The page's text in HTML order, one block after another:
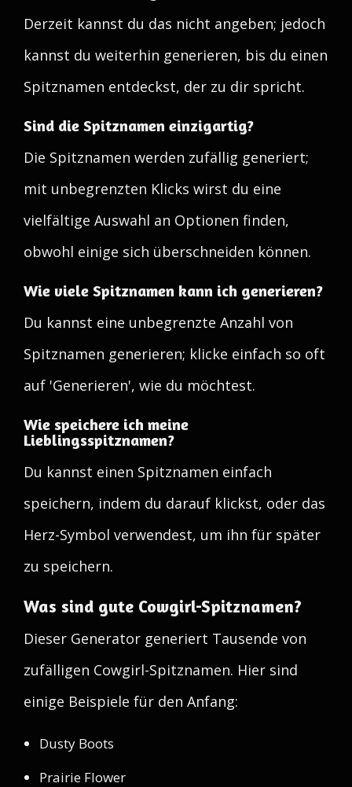
Derzeit kannst du das nicht angeben; jedoch
kannst du weiterhin generieren, bis du einen
Spitznamen entdeckst, der zu dir spricht.
Sind die Spitznamen einzigartig?
Die Spitznamen werden zufällig generiert;
mit unbegrenzten Klicks wirst du eine
vielfältige Auswahl an Optionen finden,
obwohl einige sich überschneiden können.
Wie viele Spitznamen kann ich generieren?
Du kannst eine unbegrenzte Anzahl von
Spitznamen generieren; klicke einfach so oft
auf 'Generieren', wie du möchtest.
Wie speichere ich meine
Lieblingsspitznamen?
Du kannst einen Spitznamen einfach
speichern, indem du darauf klickst, oder das
Herz-Symbol verwendest, um ihn für später
zu speichern.
Was sind gute Cowgirl-Spitznamen?
Dieser Generator generiert Tausende von
zufälligen Cowgirl-Spitznamen. Hier sind
einige Beispiele für den Anfang:
Dusty Boots
Prairie Flower